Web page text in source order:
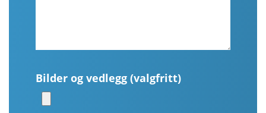
Bilder og vedlegg (valgfritt)